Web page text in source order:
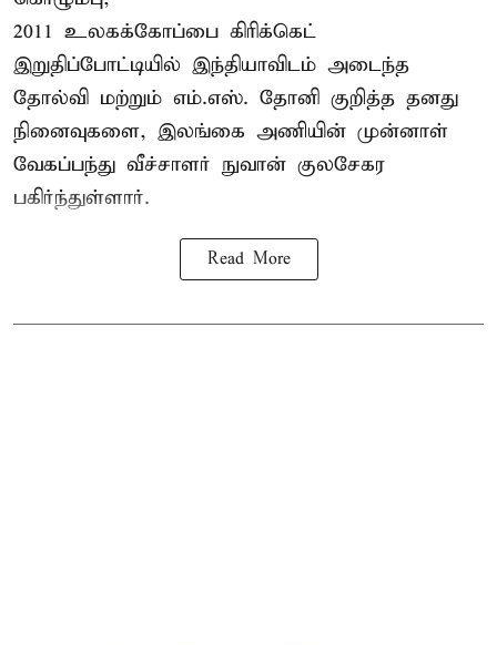
2011 உலகக்கோப்பை கிரிக்கெட்
இறுதிப்போட்டியில் இந்தியாவிடம் அடைந்த
தோல்வி மற்றும் எம்.எஸ். தோனி குறித்த தனது
நினைவுகளை, இலங்கை அணியின் முன்னாள்
வேகப்பந்து வீச்சாளர் நுவான் குலசேகர
பகிர்ந்துள்ளார்.
Read More